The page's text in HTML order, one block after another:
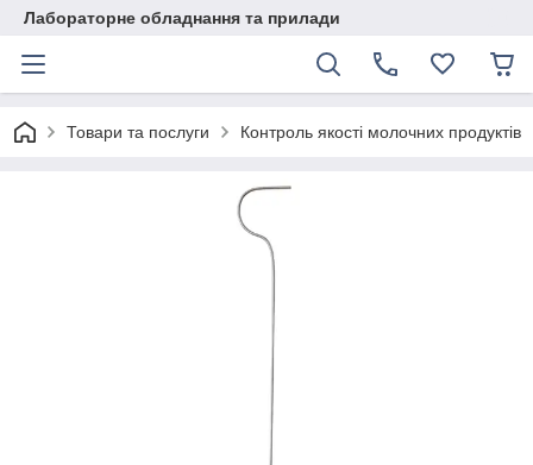
Лабораторне обладнання та прилади
Товари та послуги Контроль якості молочних продуктів